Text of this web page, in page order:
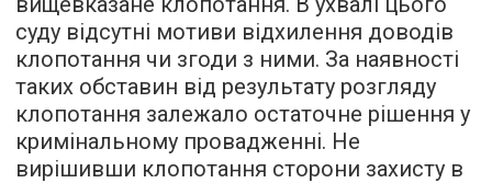
суду відсутні мотиви відхилення доводів
клопотання чи згоди з ними. За наявності
таких обставин від результату розгляду
клопотання залежало остаточне рішення у
кримінальному провадженні. Не
вирішивши клопотання сторони захисту в